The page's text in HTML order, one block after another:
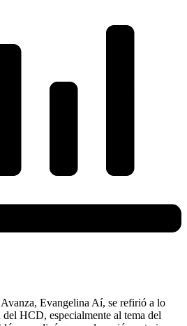
Evangelina Aí, se refirió a lo
HCD, especialmente al tema del